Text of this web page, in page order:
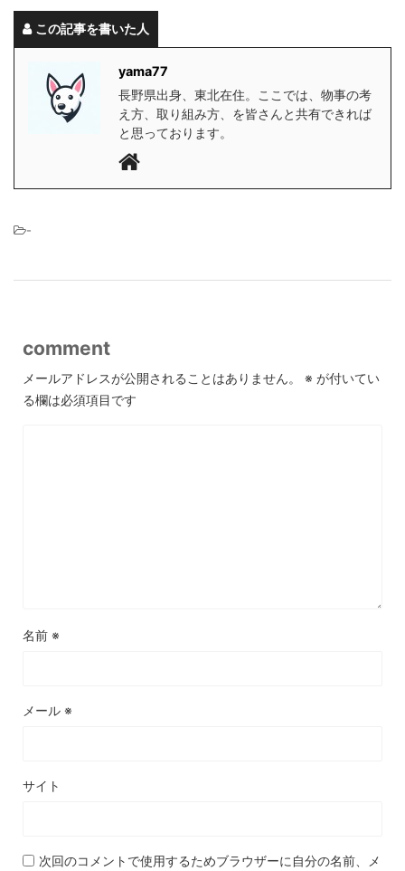
この記事を書いた人
yama77
長野県出身、東北在住。ここでは、物事の考
え方、取り組み方、を皆さんと共有できれば
と思っております。
-
comment
メールアドレスが公開されることはありません。 ※ が付いてい
る欄は必須項目です
名前 ※
メール ※
サイト
次回のコメントで使用するためブラウザーに自分の名前、メ